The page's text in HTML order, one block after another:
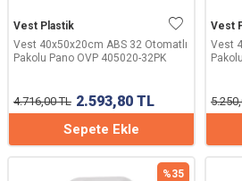
Vest Plastik
Vest 40x50x20cm ABS 32 Otomatlı
Pakolu Pano OVP 405020-32PK
4.716,00TL 2.593,80 TL
Sepete Ekle
Vest
Vest
%35